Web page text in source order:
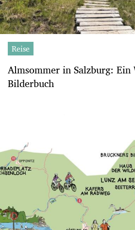
Reise
Almsommer in Salzburg: Ein
Bilderbuch